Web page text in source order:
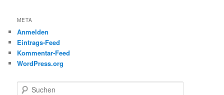
META
Anmelden
Eintrags-Feed
Kommentar-Feed
WordPress.org